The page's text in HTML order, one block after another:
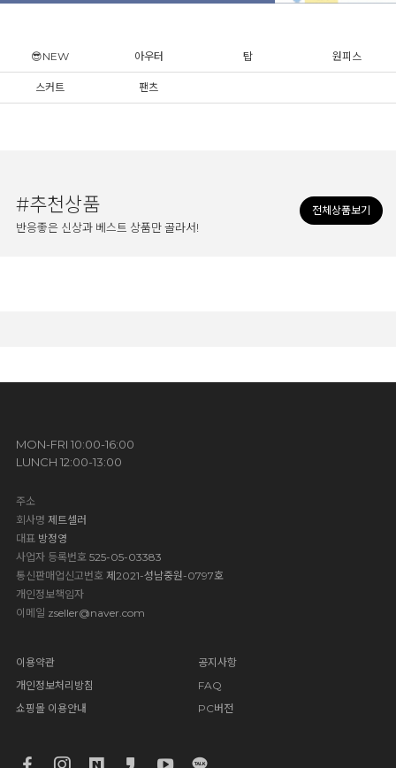
😎NEW 아우터 탑 원피스
스커트 팬츠
전체상품보기
#추천상품
반응좋은 신상과 베스트 상품만 골라서!
MON-FRI 10:00-16:00
LUNCH 12:00-13:00
주소
회사명 제트셀러
대표방정영
사업자 등록번호 525-05-03383
통신판매업신고번호 제2021-성남중원-0797호
개인정보책임자
이메일 zseller@naver.com
이용약관
개인정보처리방침
쇼핑몰 이용안내
공지사항
FAQ
PC버전